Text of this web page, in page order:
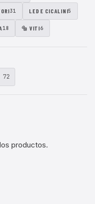
31 LED E CICALINI5
18 🔩 VITI6
72
productos.